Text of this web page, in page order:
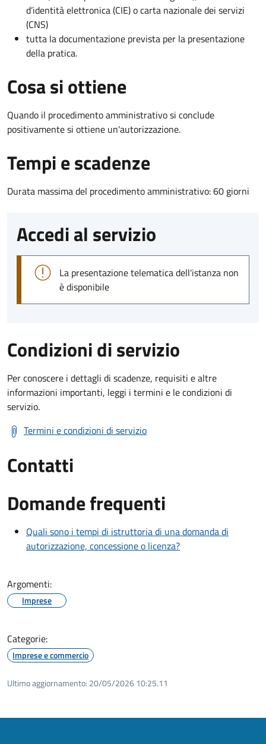
d’identità elettronica (CIE) o carta nazionale dei servizi
(CNS)
tutta la documentazione prevista per la presentazione
della pratica.
Cosa si ottiene
Quando il procedimento amministrativo si conclude
positivamente si ottiene un'autorizzazione.
Tempi e scadenze
Durata massima del procedimento amministrativo: 60 giorni
Accedi al servizio
La presentazione telematica dell'istanza non
è disponibile
Condizioni di servizio
Per conoscere i dettagli di scadenze, requisiti e altre
informazioni importanti, leggi i termini e le condizioni di
servizio.
Termini e condizioni di servizio
Contatti
Domande frequenti
Quali sono i tempi di istruttoria di una domanda di
autorizzazione, concessione o licenza?
Argomenti:
Imprese
Categorie:
Imprese e commercio
Ultimo aggiornamento: 20/05/2026 10:25.11